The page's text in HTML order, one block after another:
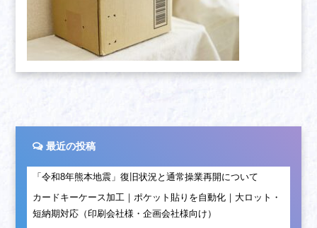
最近の投稿
「令和8年熊本地震」復旧状況と通常操業再開について
カードキーケース加工｜ポケット貼りを自動化｜大ロット・
短納期対応（印刷会社様・企画会社様向け）